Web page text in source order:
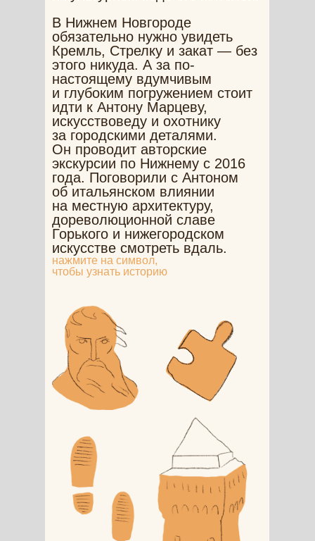
нажмите на символ,
чтобы узнать историю
В Нижнем Новгороде
обязательно нужно увидеть
Кремль, Стрелку и закат — без
этого никуда. А за по-
настоящему вдумчивым
и глубоким погружением стоит
идти к Антону Марцеву,
искусствоведу и охотнику
за городскими деталями.
Он проводит авторские
экскурсии по Нижнему с 2016
года. Поговорили с Антоном
об итальянском влиянии
на местную архитектуру,
дореволюционной славе
Горького и нижегородском
искусстве смотреть вдаль.